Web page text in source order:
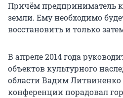
Причём предприниматель
земли. Ему необходимо
восстановить и только
В апреле 2014 года
объектов культурного
области Вадим Литвиненко
конференции порадовал